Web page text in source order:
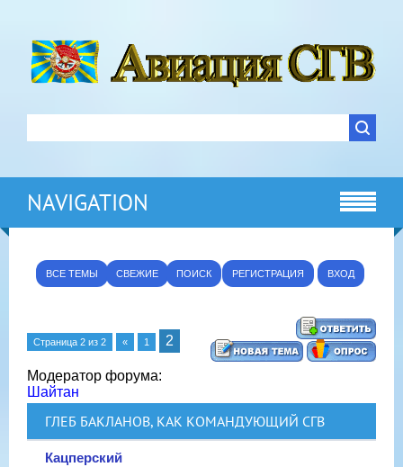
NAVIGATION
ВСЕ ТЕМЫ СВЕЖИЕ ПОИСК РЕГИСТРАЦИЯ ВХОД
Страница 2 из 2 « 1 2
Модератор форума:
Шайтан
ГЛЕБ БАКЛАНОВ, КАК КОМАНДУЮЩИЙ СГВ
Кацперский